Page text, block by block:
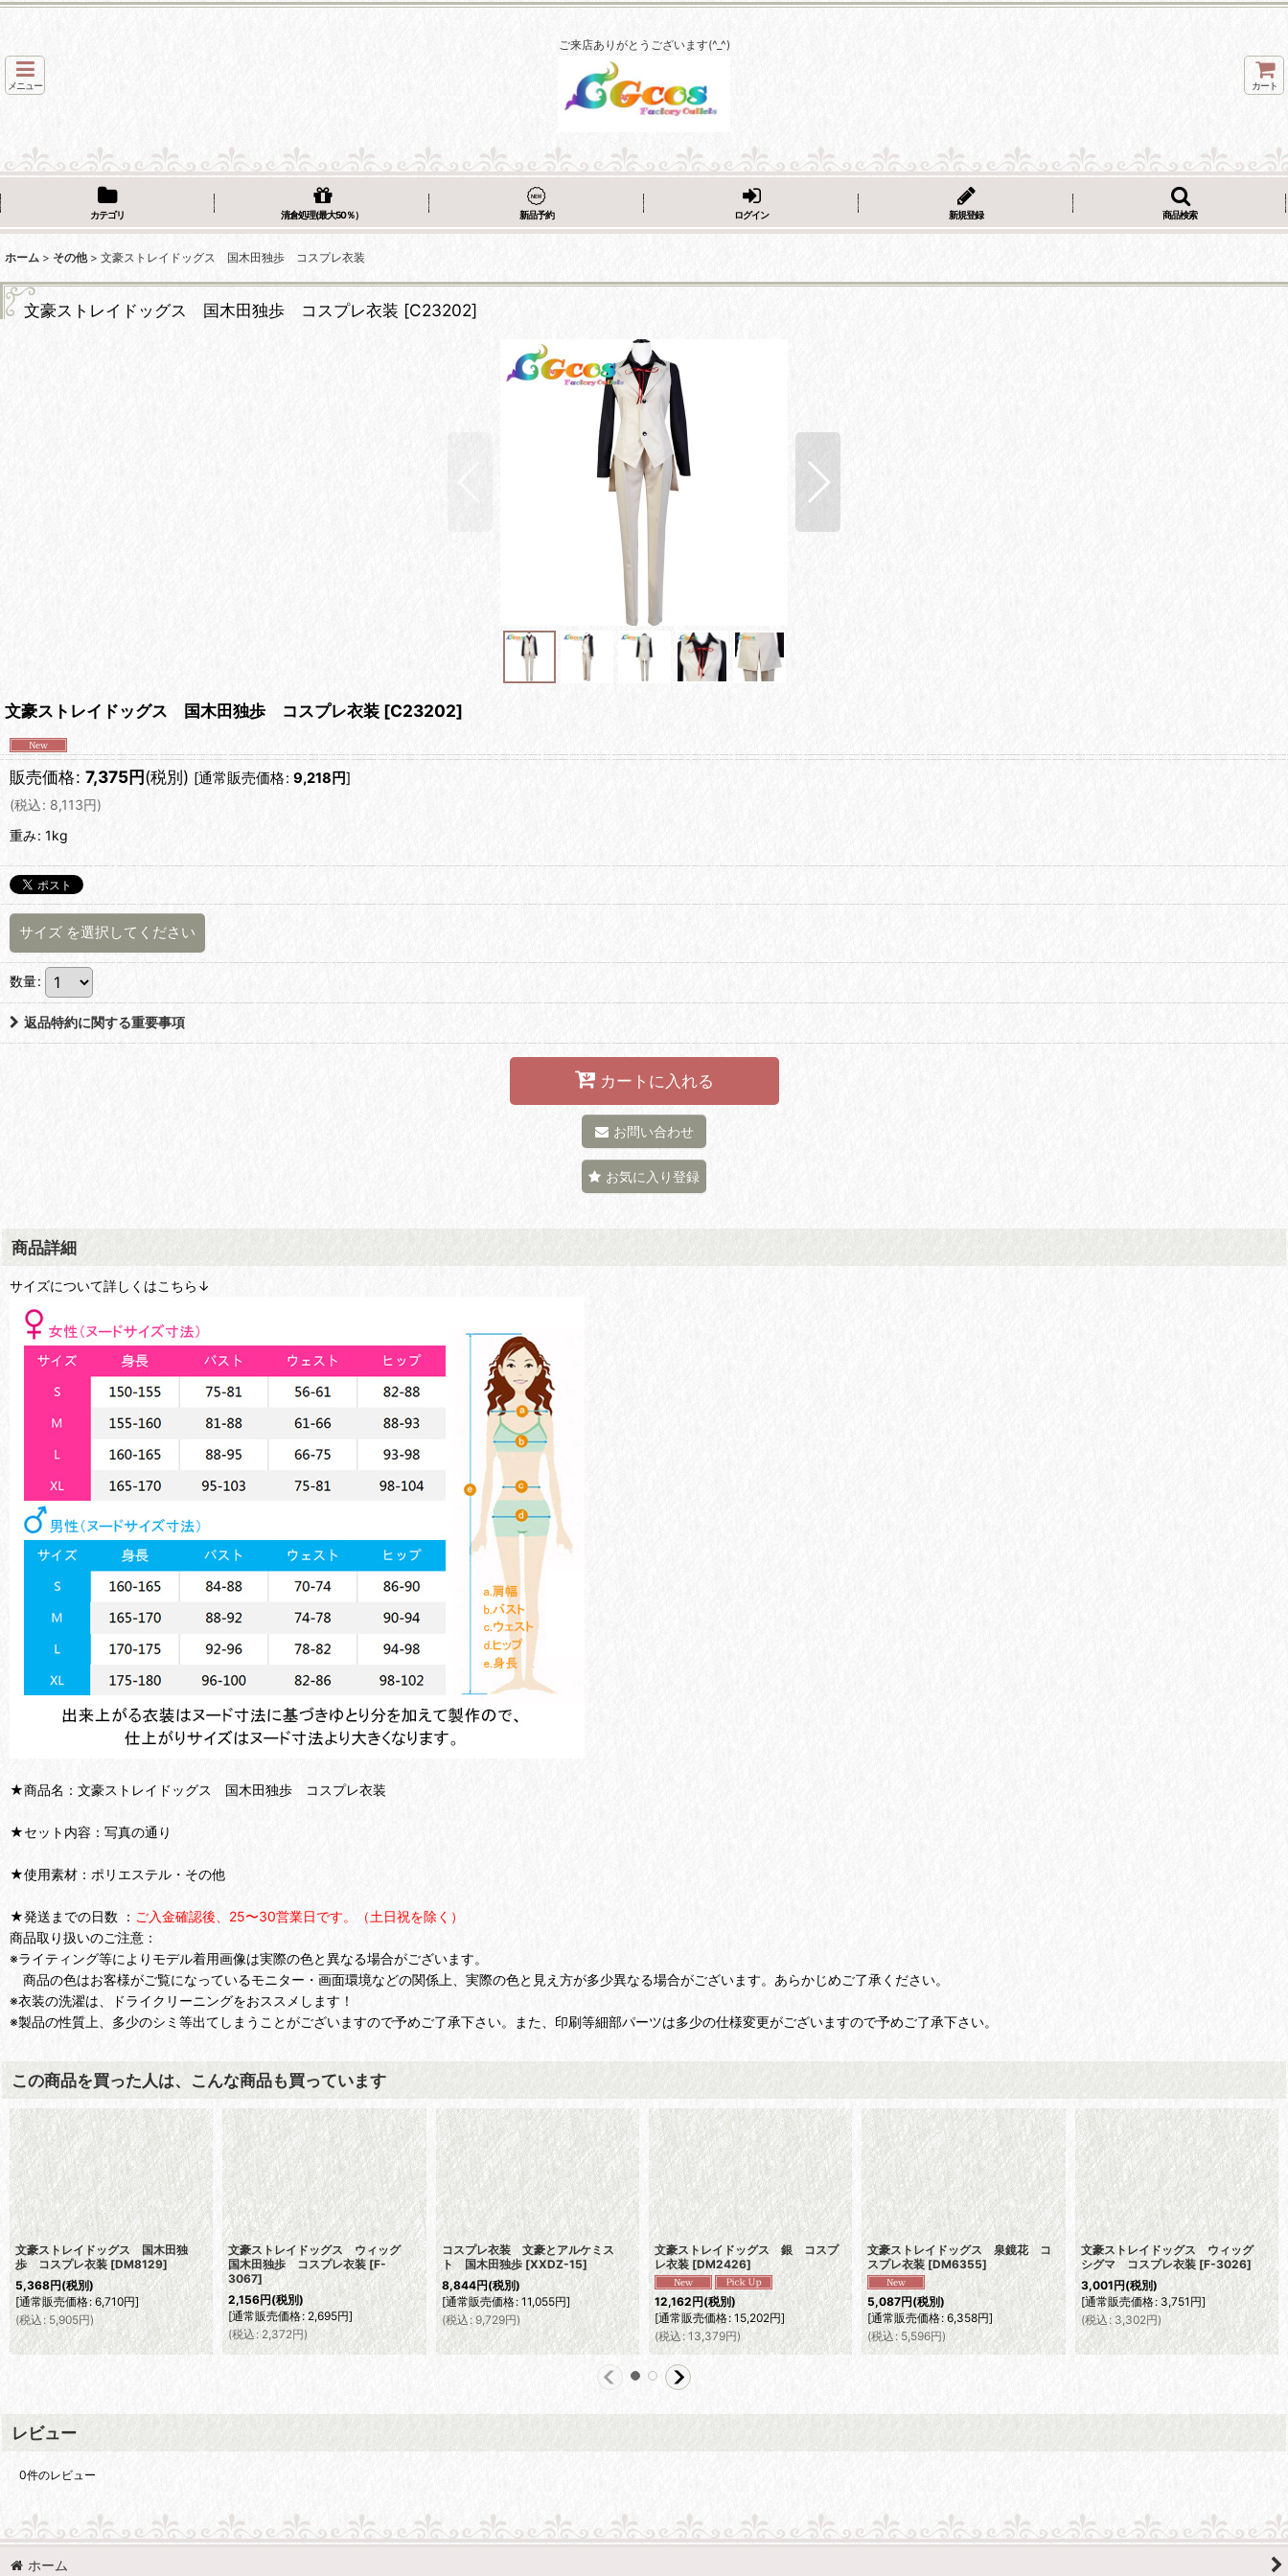
ご来店ありがとうございます(^_^)
メニュー カート
カテゴリ 清倉処理(最大50％） 新品予約 ログイン 新規登録 商品検索
ホーム > その他 > 文豪ストレイドッグス 国木田独歩 コスプレ衣装
文豪ストレイドッグス 国木田独歩 コスプレ衣装 [C23202]
文豪ストレイドッグス 国木田独歩 コスプレ衣装 [C23202]
販売価格: 7,375円(税別) [通常販売価格: 9,218 円]
(税込: 8,113円)
重み: 1kg
サイズ を選択してください
数量:
返品特約に関する重要事項
カートに入れる
お問い合わせ
お気に入り登録
商品詳細
サイズについて詳しくはこちら↓
★商品名：文豪ストレイドッグス 国木田独歩 コスプレ衣装
★セット内容：写真の通り
★使用素材：ポリエステル・その他
★発送までの日数 ： ご入金確認後、25〜30営業日です。（土日祝を除く）
商品取り扱いのご注意：
※ライティング等によりモデル着用画像は実際の色と異なる場合がございます。
商品の色はお客様がご覧になっているモニター・画面環境などの関係上、実際の色と見え方が多少異なる場合がございます。あらかじめご了承ください。
※衣装の洗濯は、ドライクリーニングをおススメします！
※製品の性質上、多少のシミ等出てしまうことがございますので予めご了承下さい。また、印刷等細部パーツは多少の仕様変更がございますので予めご了承下さい。
この商品を買った人は、こんな商品も買っています
文豪ストレイドッグス 国木田独
歩 コスプレ衣装 [DM8129]
5,368円(税別)
[通常販売価格: 6,710円]
(税込 : 5,905円)
文豪ストレイドッグス ウィッグ
国木田独歩 コスプレ衣装 [F-
3067]
2,156円(税別)
[通常販売価格: 2,695円]
(税込 : 2,372円)
コスプレ衣装 文豪とアルケミス
ト 国木田独歩 [XXDZ-15]
8,844円(税別)
[通常販売価格: 11,055円]
(税込: 9,729円)
文豪ストレイドッグス 銀 コスプ
レ衣装 [DM2426]
12,162円(税別)
[通常販売価格: 15,202円]
(税込: 13,379円)
文豪ストレイドッグス 泉鏡花 コ
スプレ衣装 [DM6355]
5,087円(税別)
[通常販売価格: 6,358円]
(税込: 5,596円)
文豪ストレイドッグス ウィッグ
シグマ コスプレ衣装 [F-3026]
3,001円(税別)
[通常販売価格: 3,751 円]
(税込 : 3,302円)
レビュー
0件のレビュー
ホーム